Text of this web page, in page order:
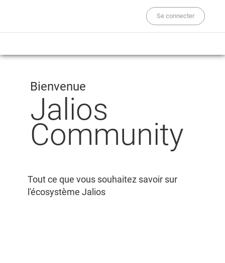
Se connecter
Bienvenue
Jalios
Community
Tout ce que vous souhaitez savoir sur
l'écosystème Jalios